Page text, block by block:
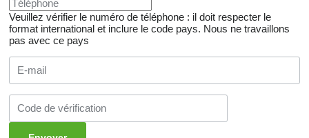
Veuillez vérifier le numéro de téléphone : il doit respecter le
format international et inclure le code pays. Nous ne travaillons
pas avec ce pays